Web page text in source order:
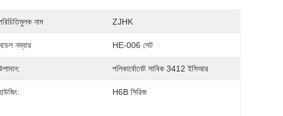
নাম ZJHK
নম্বার HE-006 সেট
পলিকার্বোনেট সাবিক 3412 ইসিআর
H6B সিরিজ